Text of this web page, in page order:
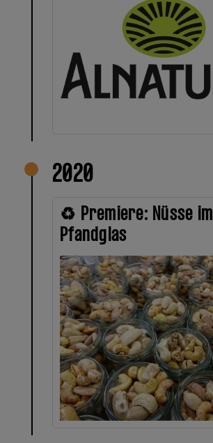
2020
♻️ Premiere: Nüsse im
Pfandglas